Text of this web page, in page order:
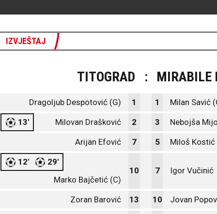
IZVJEŠTAJ
TITOGRAD : MIRABILE
Dragoljub Despotović (G) 1 1 Milan Savić
13' Milovan Drašković 2 3 Nebojša
Arijan Efović 7 5 Miloš Kostić
12'
29'
Marko Bajčetić (C)
10 7 Igor Vučinić
Zoran Barović 13 10 Jovan